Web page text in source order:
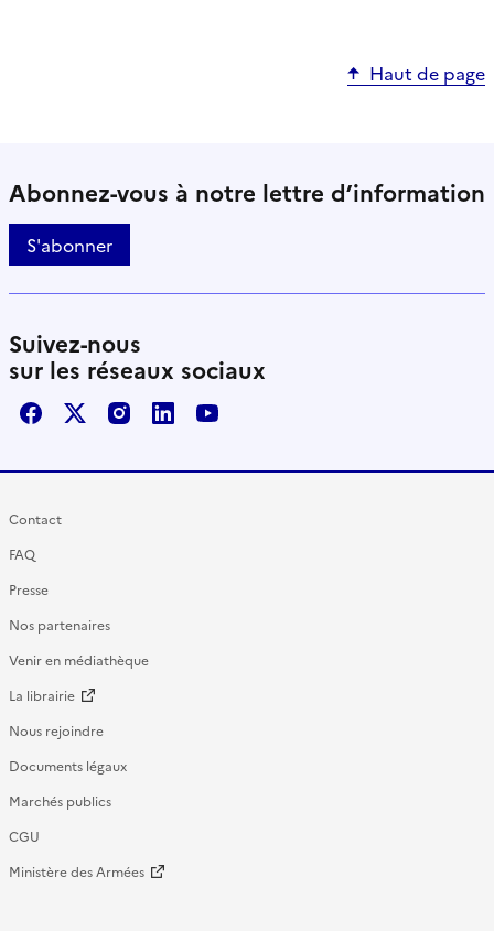
Haut de page
Abonnez-vous à notre lettre d’information
S'abonner
Suivez-nous
sur les réseaux sociaux
FacebookX / TwitterInstagram
LinkedInYoutube
Contact
FAQ
Presse
Nos partenaires
Venir en médiathèque
La librairie
Nous rejoindre
Documents légaux
Marchés publics
CGU
Ministère des Armées